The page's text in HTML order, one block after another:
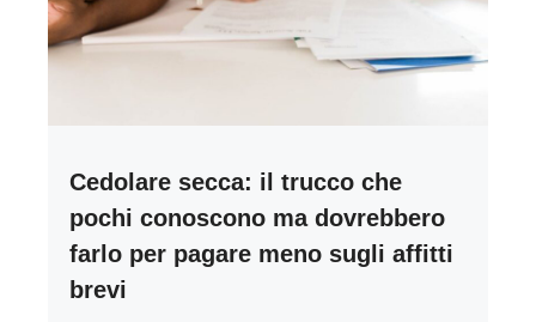
Cedolare secca: il trucco che
pochi conoscono ma dovrebbero
farlo per pagare meno sugli affitti
brevi